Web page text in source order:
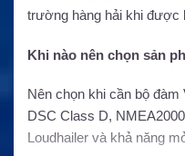
trường hàng hải khi được
Khi nào nên chọn sản
Nên chọn khi cần bộ
DSC Class D,
Loudhailer và khả năng